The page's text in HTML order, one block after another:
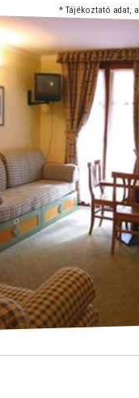
* Tájékoztató adat,